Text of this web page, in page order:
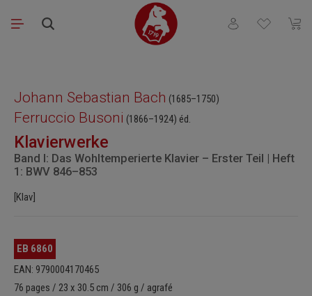
Passer au contenu principal
Vous avez 0Le
Johann Sebastian Bach (1685–1750)
Ferruccio Busoni (1866–1924) éd.
Klavierwerke
Band I: Das Wohltemperierte Klavier – Erster Teil | Heft
1: BWV 846–853
[Klav]
EB 6860
EAN: 9790004170465
76 pages / 23 x 30.5 cm / 306 g / agrafé